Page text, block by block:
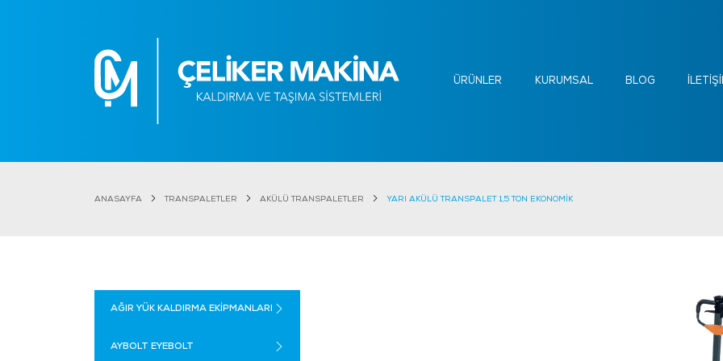
ÜRÜNLER KURUMSAL BLOG
ANASAYFA TRANSPALETLER AKÜLÜ TRANSPALETLER YARI AKÜLÜ TRANSPALET 1,5 TON EKONOMİK
AĞIR YÜK KALDIRMA EKİPMANLARI
AYBOLT EYEBOLT